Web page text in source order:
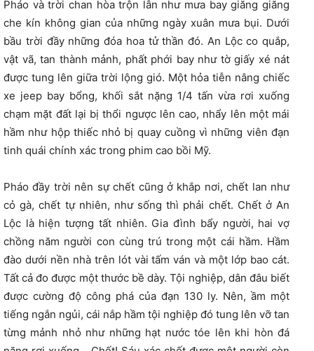
Pháo và trời chan hòa trộn lẫn như mưa bay giăng giăng
che kín không gian của những ngày xuân mưa bụi. Dưới
bầu trời đầy những đóa hoa tử thần đó. An Lộc co quắp,
vật vã, tan thành mảnh, phất phới bay như tờ giấy xé nát
được tung lên giữa trời lộng gió. Một hỏa tiễn nâng chiếc
xe jeep bay bổng, khối sắt nặng 1/4 tấn vừa rơi xuống
chạm mặt đất lại bị thổi ngược lên cao, nhẩy lên một mái
hầm như hộp thiếc nhỏ bị quay cuồng vì những viên đạn
tinh quái chính xác trong phim cao bồi Mỹ.
Pháo đầy trời nên sự chết cũng ở khắp nơi, chết lan như
cỏ gà, chết tự nhiên, như sống thì phải chết. Chết ở An
Lộc là hiện tượng tất nhiên. Gia đình bẩy người, hai vợ
chồng năm người con cùng trú trong một cái hầm. Hầm
đào dưới nền nhà trên lót vài tấm ván và một lớp bao cát.
Tất cả đo được một thước bề dày. Tội nghiệp, dân đâu biết
được cường độ công phá của đạn 130 ly. Nên, ầm một
tiếng ngắn ngủi, cái nắp hầm tội nghiệp đó tung lên vỡ tan
từng mảnh nhỏ như những hạt nước tóe lên khi hòn đá